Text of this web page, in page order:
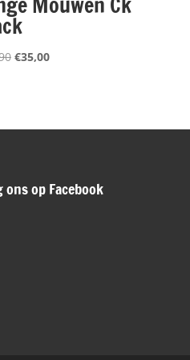
Oorspronkelijke
€35,00Huidige
ons op Facebook